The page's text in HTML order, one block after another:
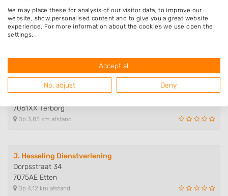
Helming Hoveniers
Kerkstraat 89
7011CK Gaanderen
Schutting Broeders
7061XX Terborg
Op 3,83 km afstand
J. Hesseling Dienstverlening
Dorpsstraat 34
7075AE Etten
Op 4,12 km afstand
We may place these for analysis of our visitor data, to improve our
website, show personalised content and to give you a great website
experience. For more information about the cookies we use open the
settings.
Accept all
No, adjust Deny